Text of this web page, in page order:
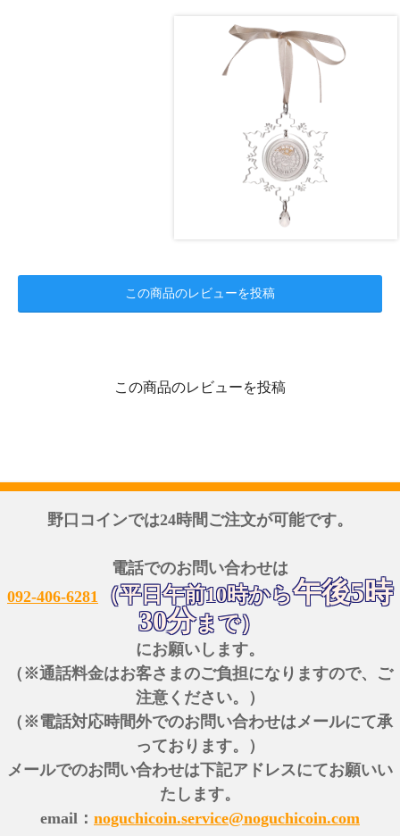
この商品のレビューを投稿
この商品のレビューを投稿
野口コインでは24時間ご注文が可能です。
電話でのお問い合わせは
092-406-6281
（平日午前10時から午後5時
30分まで）
にお願いします。
（※通話料金はお客さまのご負担になりますので、ご
注意ください。）
（※電話対応時間外でのお問い合わせはメールにて承
っております。）
メールでのお問い合わせは下記アドレスにてお願いい
たします。
email： noguchicoin.service@noguchicoin.com